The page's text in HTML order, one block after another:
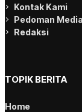
Kontak Kami
Pedoman
Redaksi
TOPIK BERITA
Home